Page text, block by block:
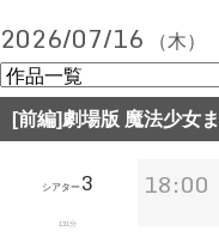
2026/07/16 （木）
[前編]劇場版 魔法少女
シアター 3
131分
18:00